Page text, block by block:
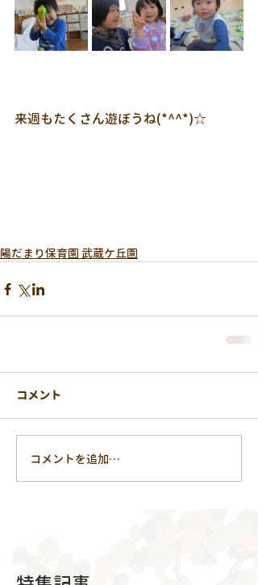
来週もたくさん遊ぼうね(*^^*)☆
陽だまり保育園 武蔵ケ丘園
コメント
コメントを追加…